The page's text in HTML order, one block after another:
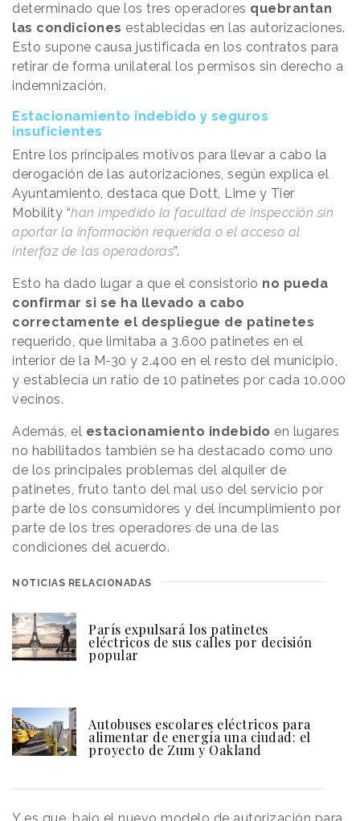
determinado que los tres operadores quebrantan
las condiciones establecidas en las autorizaciones.
Esto supone causa justificada en los contratos para
retirar de forma unilateral los permisos sin derecho a
indemnización.
Estacionamiento indebido y seguros
insuficientes
Entre los principales motivos para llevar a cabo la
derogación de las autorizaciones, según explica el
Ayuntamiento, destaca que Dott, Lime y Tier
Mobility “han impedido la facultad de inspección sin
aportar la información requerida o el acceso al
interfaz de las operadoras”.
Esto ha dado lugar a que el consistorio no pueda
confirmar si se ha llevado a cabo
correctamente el despliegue de patinetes
requerido, que limitaba a 3.600 patinetes en el
interior de la M-30 y 2.400 en el resto del municipio,
y establecía un ratio de 10 patinetes por cada 10.000
vecinos.
Además, el estacionamiento indebido en lugares
no habilitados también se ha destacado como uno
de los principales problemas del alquiler de
patinetes, fruto tanto del mal uso del servicio por
parte de los consumidores y del incumplimiento por
parte de los tres operadores de una de las
condiciones del acuerdo.
NOTICIAS RELACIONADAS
París expulsará los patinetes
eléctricos de sus calles por decisión
popular
Autobuses escolares eléctricos para
alimentar de energía una ciudad: el
proyecto de Zum y Oakland